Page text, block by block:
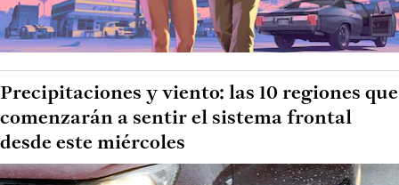
Precipitaciones y viento: las 10 regiones que
comenzarán a sentir el sistema frontal
desde este miércoles